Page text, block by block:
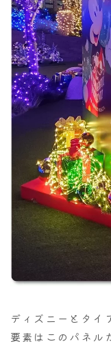
ディズニーとタイ
要素はこのパネル